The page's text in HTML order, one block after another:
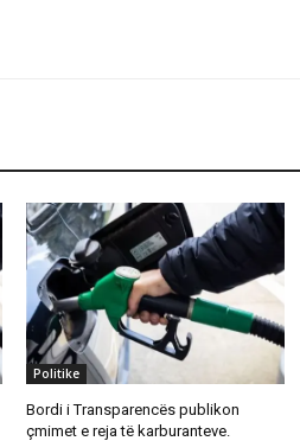
Politike
Bordi i Transparencës publikon
çmimet e reja të karburanteve.